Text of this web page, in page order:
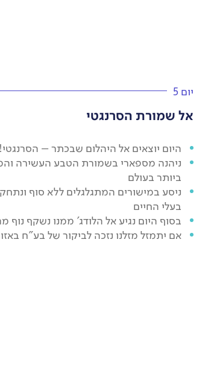
יום 5
אל שמורת הסרנגטי
היום יוצאים אל היהלום שבכתר – הסרנגטי!
ניהנה מספארי בשמורת הטבע העשירה
ביותר בעולם
ניסע במישורים המתגלגלים ללא סוף
בעלי החיים
בסוף היום נגיע אל הלודג’ ממנו נשקף נוף
אם יתמזל מזלנו נזכה לביקור של בע"ח